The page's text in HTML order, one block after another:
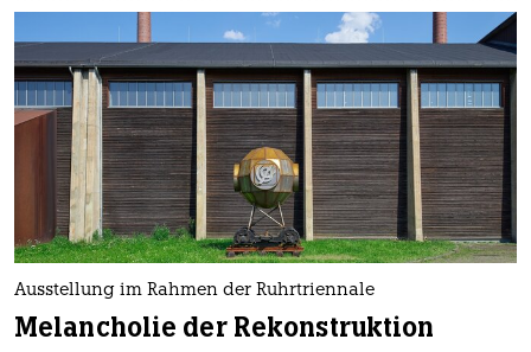
Ausstellung im Rahmen der Ruhrtriennale
Melancholie der Rekonstruktion